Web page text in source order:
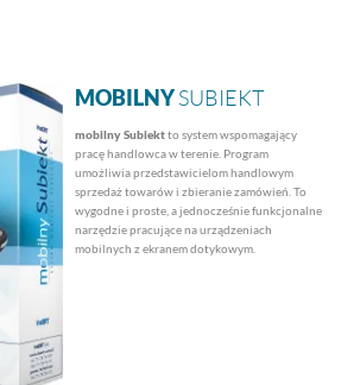
MOBILNYSUBIEKT
mobilny Subiektto system wspomagający
pracę handlowca w terenie. Program
umożliwia przedstawicielom handlowym
sprzedaż towarów i zbieranie zamówień. To
wygodne i proste, a jednocześnie funkcjonalne
narzędzie pracujące na urządzeniach
mobilnych z ekranem dotykowym.